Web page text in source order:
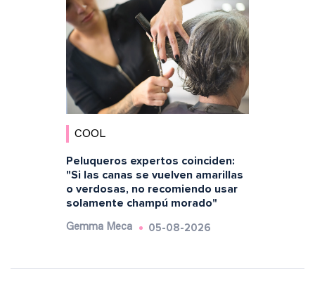
COOL
Peluqueros expertos coinciden:
"Si las canas se vuelven amarillas
o verdosas, no recomiendo usar
solamente champú morado"
Gemma Meca 05-08-2026